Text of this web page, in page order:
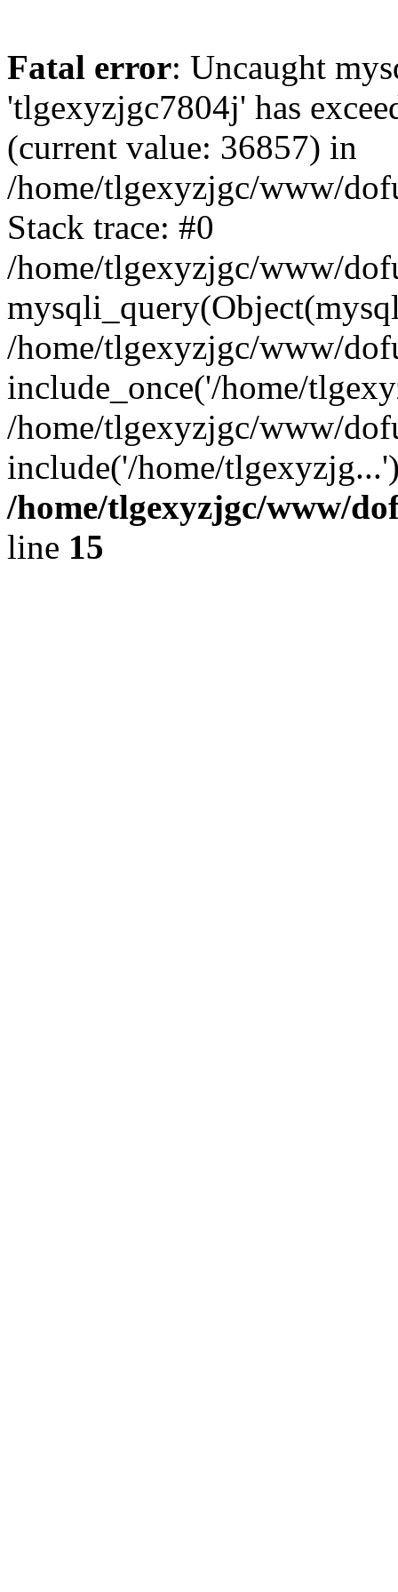
Fatal error: Uncaught
'tlgexyzjgc7804j' has
(current value: 36857) in
/home/tlgexyzjgc/www/
Stack trace: #0
/home/tlgexyzjgc/www/
/home/tlgexyzjgc/www/
include_once('/home/
/home/tlgexyzjgc/www/
include('/home/
/home/tlgexyzjgc/www/
line 15